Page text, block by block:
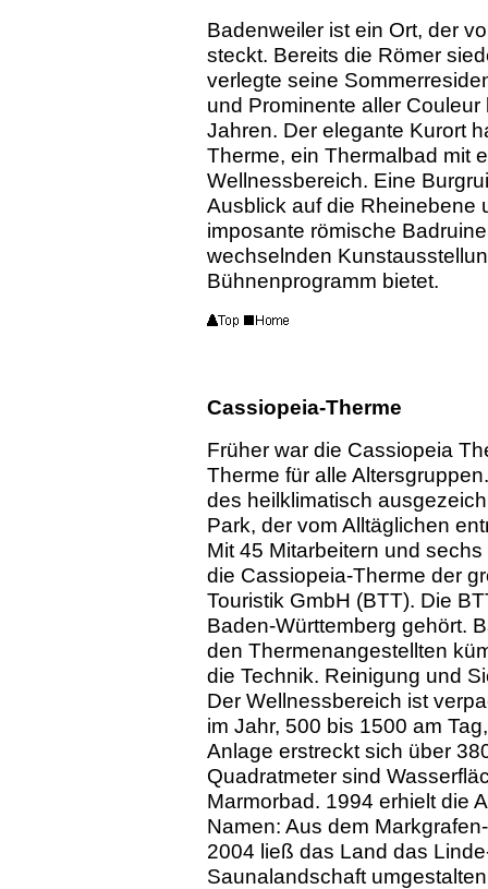
Badenweiler ist ein Ort, der
steckt. Bereits die Römer
verlegte seine
und Prominente aller
Jahren. Der elegante Kurort
Therme, ein Thermalbad mit
Wellnessbereich. Eine
Ausblick auf die Rheinebene
imposante römische
wechselnden
Bühnenprogramm bietet.
Cassiopeia-Therme
Früher war die Cassiopeia
Therme für alle
des heilklimatisch
Park, der vom Alltäglichen
Mit 45 Mitarbeitern und
die Cassiopeia-Therme der
Touristik GmbH (BTT). Die
Baden-Württemberg gehört.
den Thermenangestellten
die Technik. Reinigung und
Der Wellnessbereich ist
im Jahr, 500 bis 1500 am
Anlage erstreckt sich über
Quadratmeter sind
Marmorbad. 1994 erhielt die
Namen: Aus dem
2004 ließ das Land das
Saunalandschaft